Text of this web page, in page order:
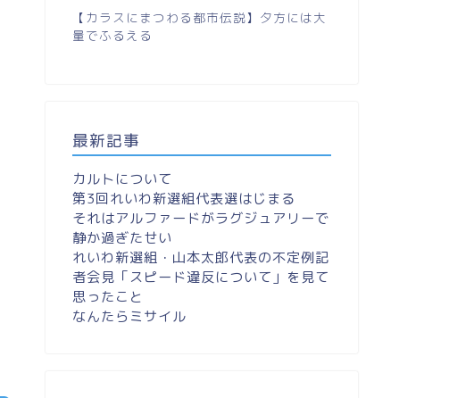
【カラスにまつわる都市伝説】夕方には大
量でふるえる
最新記事
カルトについて
第3回れいわ新選組代表選はじまる
それはアルファードがラグジュアリーで
静か過ぎたせい
れいわ新選組・山本太郎代表の不定例記
者会見「スピード違反について」を見て
思ったこと
なんたらミサイル